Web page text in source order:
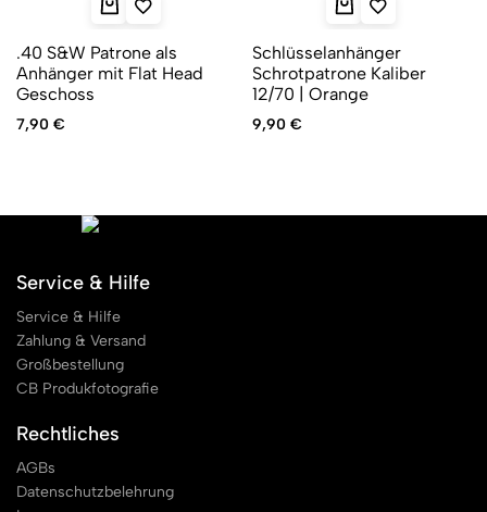
.40 S&W Patrone als
Anhänger mit Flat Head
Geschoss
7,90 €
Schlüsselanhänger
Schrotpatrone Kaliber
12/70 | Orange
9,90 €
Service & Hilfe
Service & Hilfe
Zahlung & Versand
Großbestellung
CB Produkfotografie
Rechtliches
AGBs
Datenschutzbelehrung